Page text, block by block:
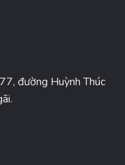
đường Huỳnh Thúc